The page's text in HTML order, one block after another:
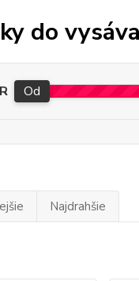
do
Od
Najdrahšie